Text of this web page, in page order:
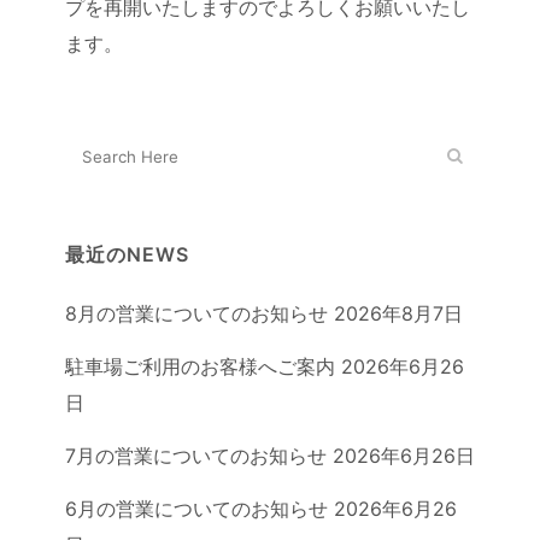
プを再開いたしますのでよろしくお願いいたし
ます。
最近のNEWS
8月の営業についてのお知らせ 2026年8月7日
駐車場ご利用のお客様へご案内 2026年6月26
日
7月の営業についてのお知らせ 2026年6月26日
6月の営業についてのお知らせ 2026年6月26